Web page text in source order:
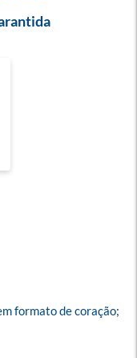
formato de coração;